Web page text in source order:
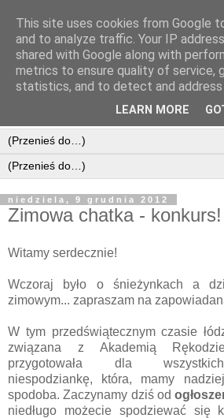
niedziela, 9 grudnia 2012
Zimowa chatka - konkurs!
Witamy serdecznie!
Wczoraj było o śnieżynkach a
zimowym... zapraszam na
W tym przedświątecznym czasie
związana z Akademią
przygotowała dla
niespodziankę, która, mamy
spodoba. Zaczynamy dziś od
niedługo możecie spodziewać się
This site uses cookies from Google
and to analyze traffic. Your IP
shared with Google along with
metrics to ensure quality of service,
statistics, and to detect and address
LEARN MORE